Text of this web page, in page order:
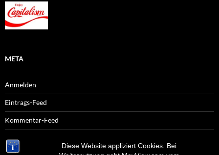
Diese Website appliziert Cookies. Bei
META
Anmelden
Eintrags-Feed
Kommentar-Feed
WordPress.org